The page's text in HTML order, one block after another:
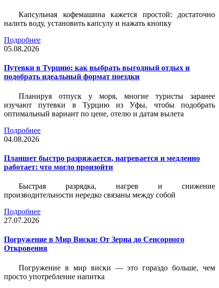
Капсульная кофемашина кажется простой: достаточно
налить воду, установить капсулу и нажать кнопку
Подробнее
05.08.2026
Путевки в Турцию: как выбрать выгодный отдых и
подобрать идеальный формат поездки
Планируя отпуск у моря, многие туристы заранее
изучают путевки в Турцию из Уфы, чтобы подобрать
оптимальный вариант по цене, отелю и датам вылета
Подробнее
04.08.2026
Планшет быстро разряжается, нагревается и медленно
работает: что могло произойти
Быстрая разрядка, нагрев и снижение
производительности нередко связаны между собой
Подробнее
27.07.2026
Погружение в Мир Виски: От Зерна до Сенсорного
Откровения
Погружение в мир виски — это гораздо больше, чем
просто употребление напитка